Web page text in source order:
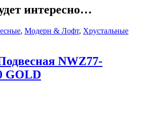
интересно…
, Модерн & Лофт, Хрустальные
NWZ77-
GOLD